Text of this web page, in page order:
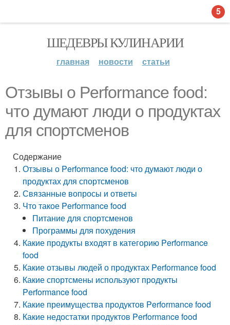
ШЕДЕВРЫ КУЛИНАРИИ
главная новости статьи
Отзывы о Performance food:
что думают люди о продуктах
для спортсменов
Содержание
Отзывы о Performance food: что думают люди о
продуктах для спортсменов
Связанные вопросы и ответы
Что такое Performance food
Питание для спортсменов
Программы для похудения
Какие продукты входят в категорию Performance
food
Какие отзывы людей о продуктах Performance food
Какие спортсмены используют продукты
Performance food
Какие преимущества продуктов Performance food
Какие недостатки продуктов Performance food
5